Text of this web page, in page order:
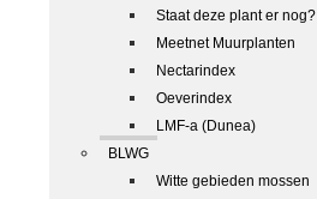
Staat deze plant er nog?
Meetnet Muurplanten
Nectarindex
Oeverindex
LMF-a (Dunea)
BLWG
Witte gebieden mossen